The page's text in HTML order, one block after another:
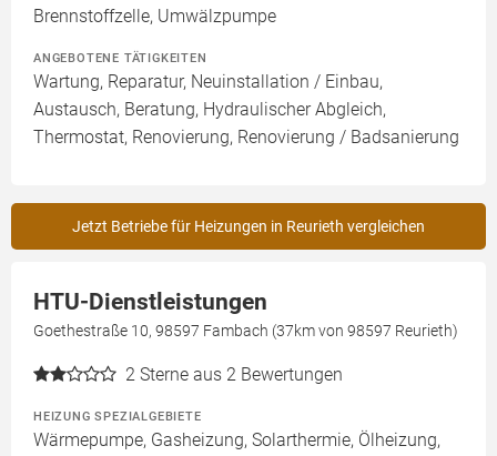
Brennstoffzelle, Umwälzpumpe
ANGEBOTENE TÄTIGKEITEN
Wartung, Reparatur, Neuinstallation / Einbau,
Austausch, Beratung, Hydraulischer Abgleich,
Thermostat, Renovierung, Renovierung / Badsanierung
Jetzt Betriebe für Heizungen in Reurieth vergleichen
HTU-Dienstleistungen
Goethestraße 10, 98597 Fambach (37km von 98597 Reurieth)
2 Sterne aus 2 Bewertungen
HEIZUNG SPEZIALGEBIETE
Wärmepumpe, Gasheizung, Solarthermie, Ölheizung,